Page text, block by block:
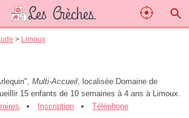
> Limoux
Multi-Accueil, localisée Domaine de
15 enfants de 10 semaines à 4 ans à Limoux.
Inscription Téléphone